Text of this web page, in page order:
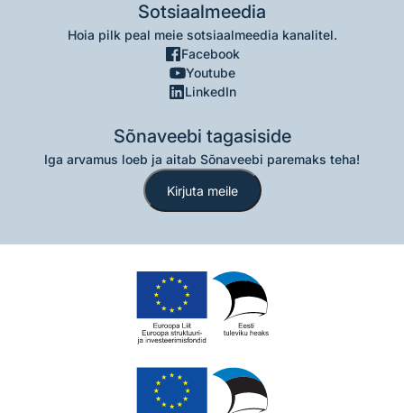
Sotsiaalmeedia
Hoia pilk peal meie sotsiaalmeedia kanalitel.
Facebook
Youtube
LinkedIn
Sõnaveebi tagasiside
Iga arvamus loeb ja aitab Sõnaveebi paremaks teha!
Kirjuta meile